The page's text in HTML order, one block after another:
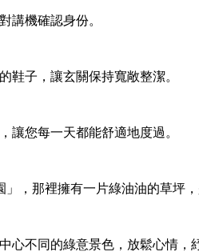
講機確認身份。
鞋子，讓玄關保持寬敞整潔。
讓您每一天都能舒適地度過。
，那裡擁有一片綠油油的草坪
心不同的綠意景色，放鬆心情，